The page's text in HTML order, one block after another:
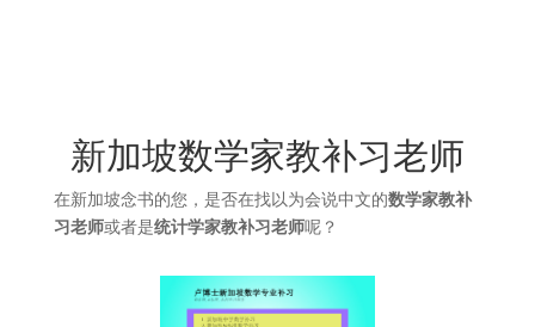
新加坡数学家教补习老师
在新加坡念书的您，是否在找以为会说中文的数学家教补
习老师或者是统计学家教补习老师呢？